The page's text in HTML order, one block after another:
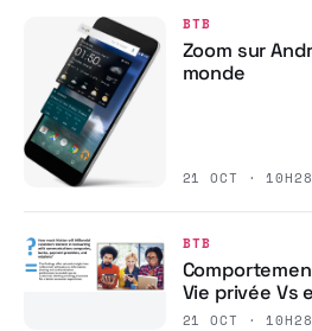
BTB
Zoom sur
monde
21 OCT · 10H28
BTB
Vie privée Vs
21 OCT · 10H28